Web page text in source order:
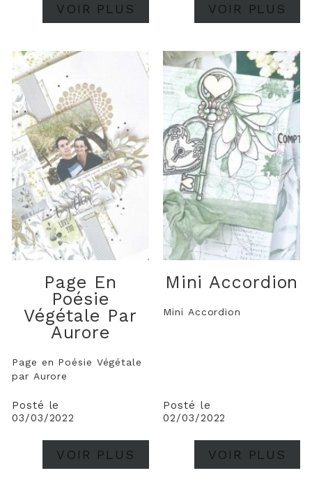
VOIR PLUS VOIR PLUS
Page En
Poésie
Végétale Par
Aurore
Page en Poésie Végétale
par Aurore
Posté le
03/03/2022
VOIR PLUS
Mini Accordion
Mini Accordion
Posté le
02/03/2022
VOIR PLUS